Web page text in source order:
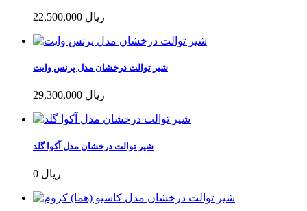
22,500,000 ریال
شیر توالت درخشان مدل پرنس وایت
29,300,000 ریال
شیر توالت درخشان مدل آکوا گلد
0 ریال